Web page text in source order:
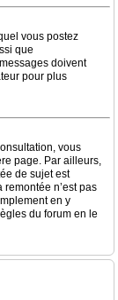
vous postez
que
doivent
pour plus
vous
page. Par ailleurs,
de sujet est
n’est pas
en y
du forum en le